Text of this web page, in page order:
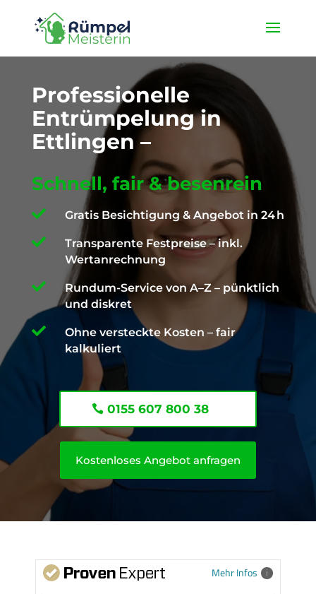
★ 4,9 / 5 ProvenExpert ✓ Deutschlandweit unterwegs ✉️
info@die-ruempelmeisterin.com
Professionelle
Entrümpelung in
Ettlingen –
Schnell, fair & besenrein
 Gratis Besichtigung & Angebot in 24 h

Transparente Festpreise – inkl.
Wertanrechnung

Rundum-Service von A–Z – pünktlich
und diskret

Ohne versteckte Kosten – fair
kalkuliert
0155 607 800 38
Kostenloses Angebot anfragen
Mehr Infos